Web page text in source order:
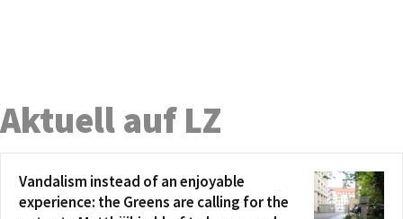
Aktuell auf LZ
Vandalism instead of an enjoyable
experience: the Greens are calling for the